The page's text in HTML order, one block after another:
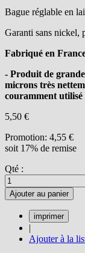
Bague réglable en
Garanti sans nickel,
Fabriqué en
- Produit de
microns très
couramment utilisé
5,50 €
Promotion: 4,55 €
soit 17% de remise
Qté :
Ajouter au panier
|
Ajouter à la